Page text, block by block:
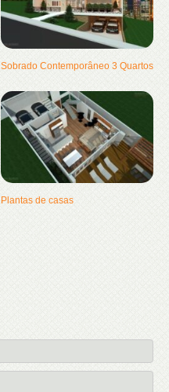
Sobrado Contemporâneo 3 Quartos
Plantas de casas